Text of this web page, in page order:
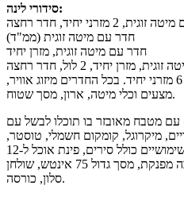
סידורי לינה:
2 מזרני יחיד, חדר רחצה
חדר עם מיטה זוגית (ממ"ד)
חדר עם מיטה זוגית, מזרן יחיד
מזרן יחיד, 2 לול, חדר רחצה
בחלל פתוח אפשר להוסיף עוד 6 מזרני יחיד. בכל החדרים מיזוג אוויר,
מצעים וכלי מיטה, ארון, מסך שטוח.
מטבח מאובזר בו תוכלו לבשל עם
מיקרוגל, קומקום חשמלי, טוסטר,
מכונת אספרסו, בר מים, כלים שימושיים כולל סירים, פינת אוכל ל-12
סועדים. בסלון תמצאו פינת ישיבה מפנקת, מסך גדול 75 אינטש, שולחן
סלון, כורסה.